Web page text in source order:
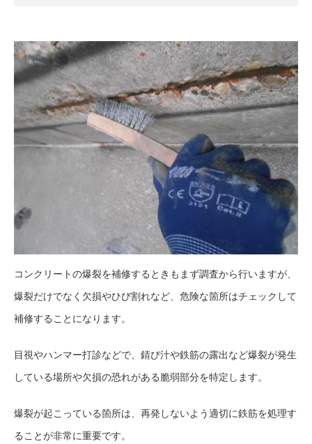
コンクリートの爆裂を補修するときもまず調査から行いますが、
爆裂だけでなく欠損やひび割れなど、危険な箇所はチェックして
補修することになります。
目視やハンマー打診などで、錆び汁や鉄筋の露出など爆裂が発生
している場所や欠損の恐れがある脆弱部分を特定します。
爆裂が起こっている箇所は、再発しないよう適切に鉄筋を処理す
ることが非常に重要です。